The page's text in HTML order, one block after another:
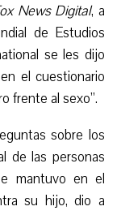
News Digital, a
de Estudios
se les dijo
el cuestionario
frente al sexo”.
sobre los
de las personas
mantuvo en el
su hijo, dio a